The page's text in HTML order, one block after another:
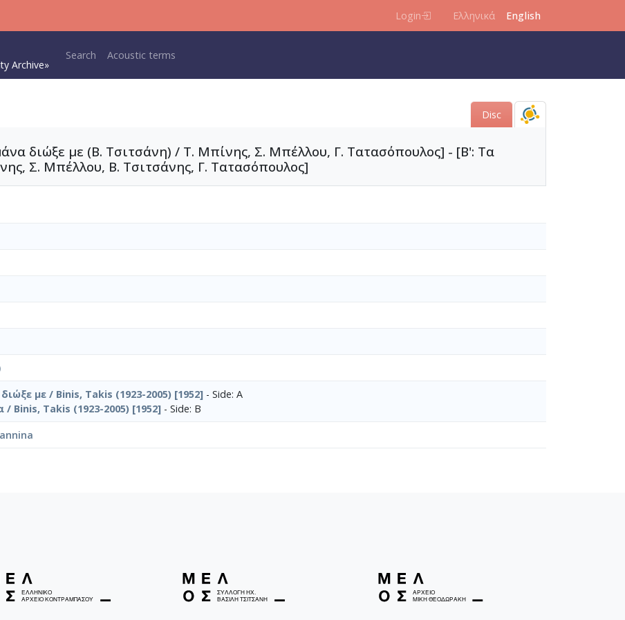
Login Ελληνικά English
Archive»
Main navigation
Search Acoustic terms
Disc
διώξε με (Β. Τσιτσάνη) / Τ. Μπίνης, Σ. Μπέλλου, Γ. Τατασόπουλος] - [Β': Τα
Σ. Μπέλλου, Β. Τσιτσάνης, Γ. Τατασόπουλος]
με / Binis, Takis (1923-2005) [1952] - Side: Α
Binis, Takis (1923-2005) [1952] - Side: Β